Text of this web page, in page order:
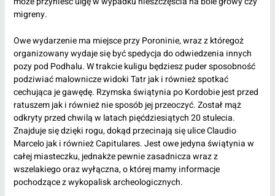
migreny.
Owe wydarzenie ma miejsce przy Poroninie, wraz z któregoż
organizowany wydaje się być spedycja do odwiedzenia innych
pozy pod Podhalu. W trakcie kuligu będziesz puder sposobność
podziwiać malownicze widoki Tatr jak i również spotkać
cechująca je gawędę. Rzymska świątynia po Kordobie jest przed
ratuszem jak i również nie sposób jej przeoczyć. Został mąż
odkryty przed chwilą w latach pięćdziesiątych 20 stulecia.
Znajduje się dzięki rogu, dokąd przecinają się ulice Claudio
Marcelo jak i również Capitulares. Jest owe jedyna świątynia w
całej miasteczku, jednakże pewnie zasadnicza wraz z
wszelakiego oraz wyłączna, o której mamy informacje
pochodzące z wykopalisk archeologicznych.